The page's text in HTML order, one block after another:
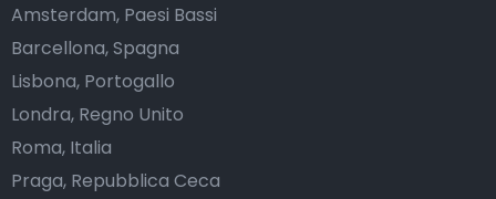
Amsterdam, Paesi Bassi
Barcellona, Spagna
Lisbona, Portogallo
Londra, Regno Unito
Roma, Italia
Praga, Repubblica Ceca